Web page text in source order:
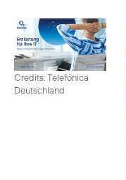
Credits: Telefónica
Deutschland